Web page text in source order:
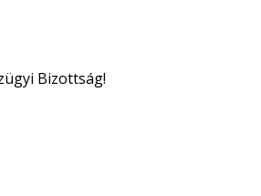
Bizottság!